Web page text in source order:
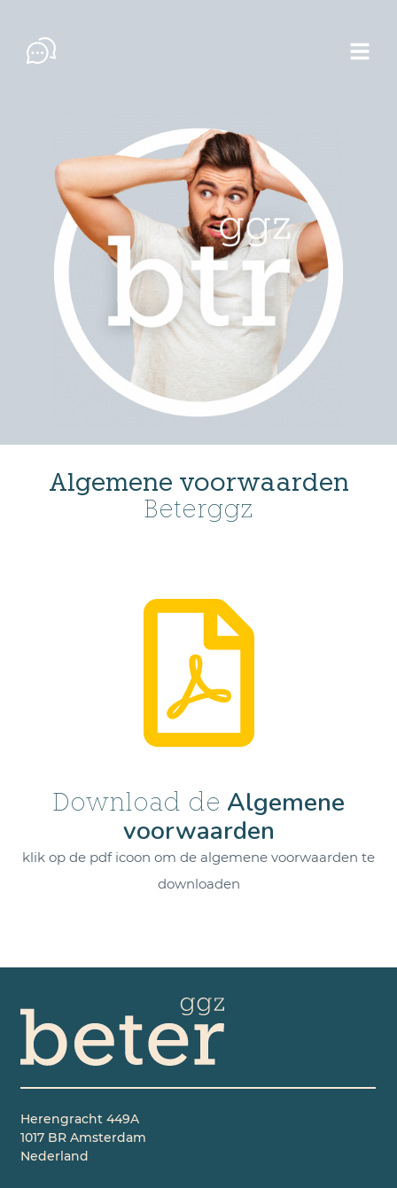
Algemene voorwaarden
Beterggz
Download de Algemene
voorwaarden
klik op de pdf icoon om de algemene voorwaarden te
downloaden
Herengracht 449A
1017 BR Amsterdam
Nederland